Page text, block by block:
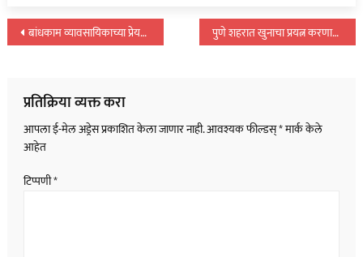
पोस्टचे
बांधकाम व्यावसायिकाच्या प्रेयसीची अनैतिक संबंधातून हत्या… पुणे शहरात खुनाचा प्रयत्न करणारे पाच अटकेत; पाहा नावे…
प्रतिक्रिया व्यक्त करा
आपला ई-मेल अड्रेस प्रकाशित केला जाणार नाही.आवश्यक फील्डस्*मार्क केले
आहेत
टिप्पणी*